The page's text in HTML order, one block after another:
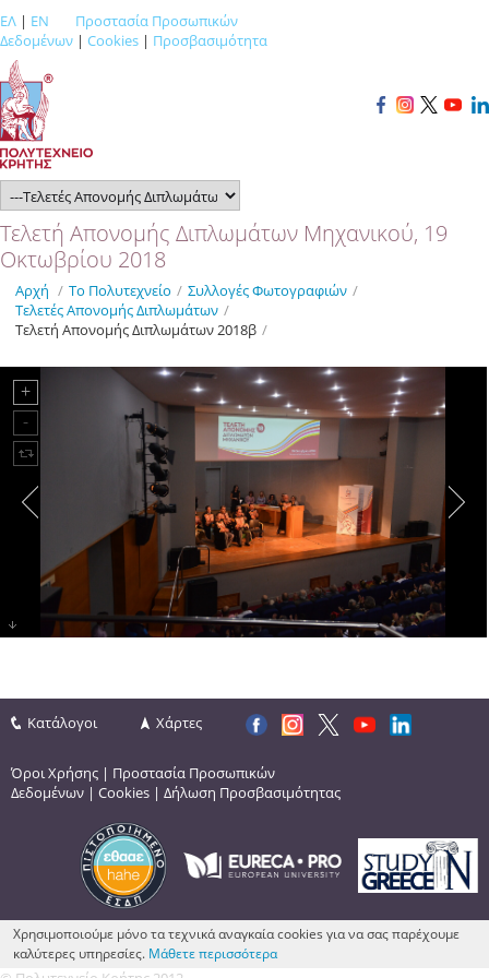
ΕΛ | EN
Προστασία Προσωπικών
Δεδομένων | Cookies | Προσβασιμότητα
Τελετή Απονομής Διπλωμάτων Μηχανικού, 19
Οκτωβρίου 2018
Αρχή / Το Πολυτεχνείο / Συλλογές Φωτογραφιών /
Τελετές Απονομής Διπλωμάτων /
Τελετή Απονομής Διπλωμάτων 2018β /
Κατάλογοι Χάρτες
Όροι Χρήσης | Προστασία Προσωπικών
Δεδομένων | Cookies | Δήλωση Προσβασιμότητας
Χρησιμοποιούμε μόνο τα τεχνικά αναγκαία cookies για να σας παρέχουμε
καλύτερες υπηρεσίες. Μάθετε περισσότερα